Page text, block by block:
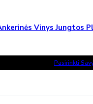
Vinys Jungtos
Pasirinkti